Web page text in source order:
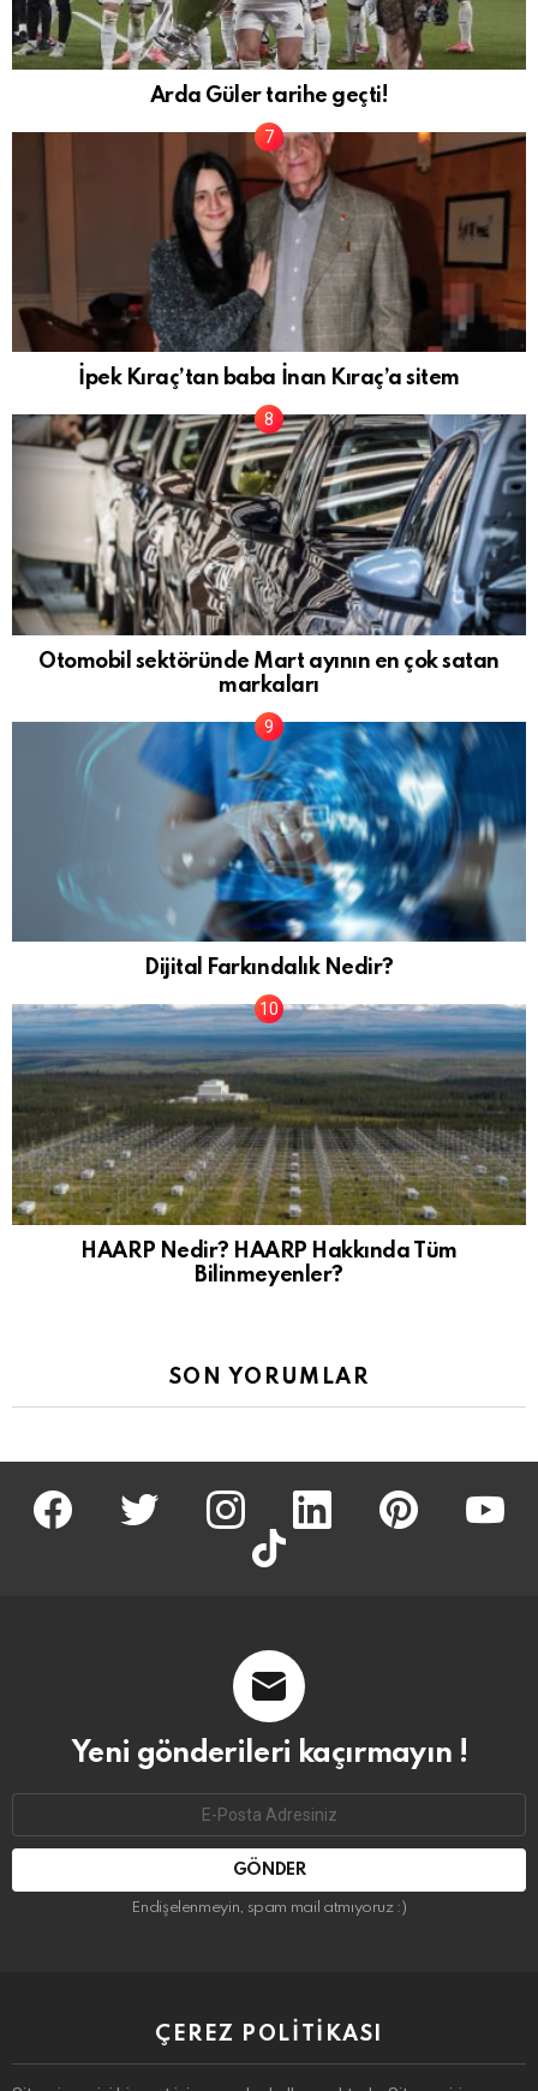
Arda Güler tarihe geçti!
İpek Kıraç’tan baba İnan Kıraç’a sitem
Otomobil sektöründe Mart ayının en çok satan
markaları
Dijital Farkındalık Nedir?
HAARP Nedir? HAARP Hakkında Tüm
Bilinmeyenler?
SON YORUMLAR
facebook twitter İnstagram linkedin pinterest
tiktok
Yeni gönderileri kaçırmayın !
Endişelenmeyin, spam mail atmıyoruz :)
ÇEREZ POLITIKASI